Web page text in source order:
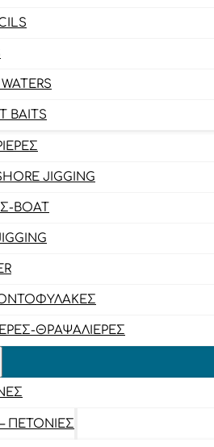
BAITS
JIGGING
BOAT
ΘΡΑΨΑΛΙΈΡΕΣ
ΠΕΤΟΝΙΈΣ